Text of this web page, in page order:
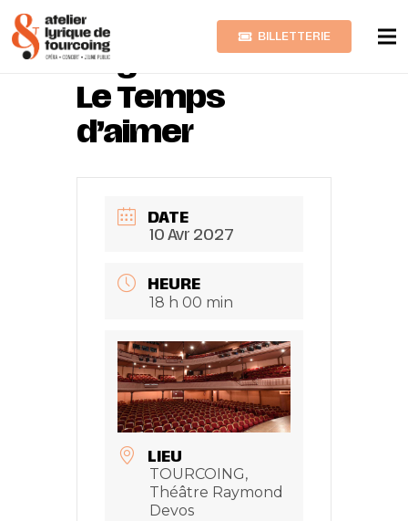
BILLETTERIE
Reynaldo HAHN
Le Temps
d’aimer
DATE
10 Avr 2027
HEURE
18 h 00 min
LIEU
TOURCOING,
Théâtre Raymond
Devos